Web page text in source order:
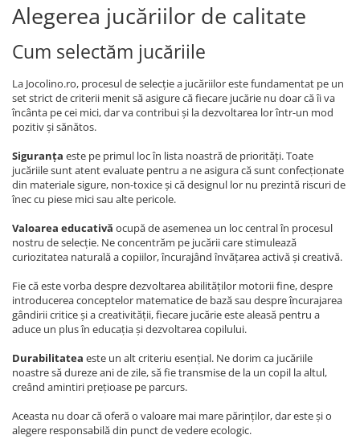
Alegerea jucăriilor de calitate
Cum selectăm jucăriile
La Jocolino.ro, procesul de selecție a jucăriilor este fundamentat pe un
set strict de criterii menit să asigure că fiecare jucărie nu doar că îi va
încânta pe cei mici, dar va contribui și la dezvoltarea lor într-un mod
pozitiv și sănătos.
Siguranța este pe primul loc în lista noastră de priorități. Toate
jucăriile sunt atent evaluate pentru a ne asigura că sunt confecționate
din materiale sigure, non-toxice și că designul lor nu prezintă riscuri de
înec cu piese mici sau alte pericole.
Valoarea educativă ocupă de asemenea un loc central în procesul
nostru de selecție. Ne concentrăm pe jucării care stimulează
curiozitatea naturală a copiilor, încurajând învățarea activă și creativă.
Fie că este vorba despre dezvoltarea abilităților motorii fine, despre
introducerea conceptelor matematice de bază sau despre încurajarea
gândirii critice și a creativității, fiecare jucărie este aleasă pentru a
aduce un plus în educația și dezvoltarea copilului.
Durabilitatea este un alt criteriu esențial. Ne dorim ca jucăriile
noastre să dureze ani de zile, să fie transmise de la un copil la altul,
creând amintiri prețioase pe parcurs.
Aceasta nu doar că oferă o valoare mai mare părinților, dar este și o
alegere responsabilă din punct de vedere ecologic.